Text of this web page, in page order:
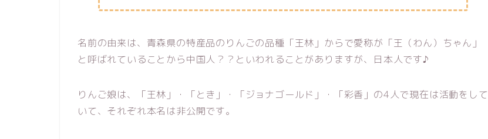
名前の由来は、青森県の特産品のりんごの品種「王林」からで愛称が「王（わん）ちゃん」
と呼ばれていることから中国人？？といわれることがありますが、日本人です♪
りんご娘は、「王林」・「とき」・「ジョナゴールド」・「彩香」の4人で現在は活動をして
いて、それぞれ本名は非公開です。